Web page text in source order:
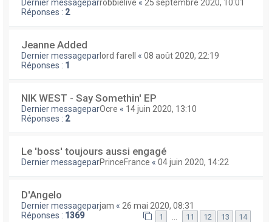
Dernier messageparrobbielive « 25 septembre 2020, 10:01
Réponses : 2
Jeanne Added
Dernier messageparlord farell « 08 août 2020, 22:19
Réponses : 1
NIK WEST - Say Somethin' EP
Dernier messageparOcre « 14 juin 2020, 13:10
Réponses : 2
Le 'boss' toujours aussi engagé
Dernier messageparPrinceFrance « 04 juin 2020, 14:22
D'Angelo
Dernier messageparjam « 26 mai 2020, 08:31
Réponses : 1369 1 11 12 13 14